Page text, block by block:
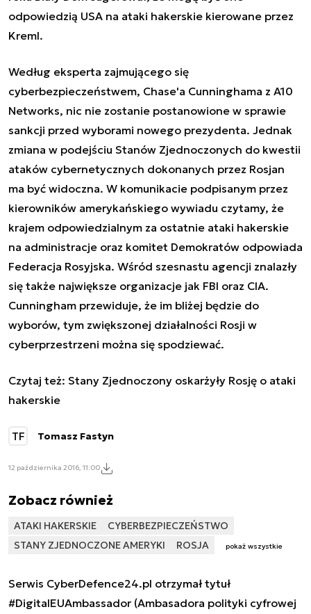
odpowiedzią USA na ataki hakerskie kierowane przez
Kreml.
Według eksperta zajmującego się
cyberbezpieczeństwem, Chase'a Cunninghama z A10
Networks, nic nie zostanie postanowione w sprawie
sankcji przed wyborami nowego prezydenta. Jednak
zmiana w podejściu Stanów Zjednoczonych do kwestii
ataków cybernetycznych dokonanych przez Rosjan
ma być widoczna. W komunikacie podpisanym przez
kierowników amerykańskiego wywiadu czytamy, że
krajem odpowiedzialnym za ostatnie ataki hakerskie
na administracje oraz komitet Demokratów odpowiada
Federacja Rosyjska. Wśród szesnastu agencji znalazły
się także największe organizacje jak FBI oraz CIA.
Cunningham przewiduje, że im bliżej będzie do
wyborów, tym zwiększonej działalności Rosji w
cyberprzestrzeni można się spodziewać.
Czytaj też: Stany Zjednoczony oskarżyły Rosję o ataki
hakerskie
TF Tomasz Fastyn
12 października 2016, 11:00
Zobacz również
ATAKI HAKERSKIE
CYBERBEZPIECZEŃSTWO
STANY ZJEDNOCZONE AMERYKI
ROSJA pokaż wszystkie
Serwis CyberDefence24.pl otrzymał tytuł
#DigitalEUAmbassador (Ambasadora polityki cyfrowej